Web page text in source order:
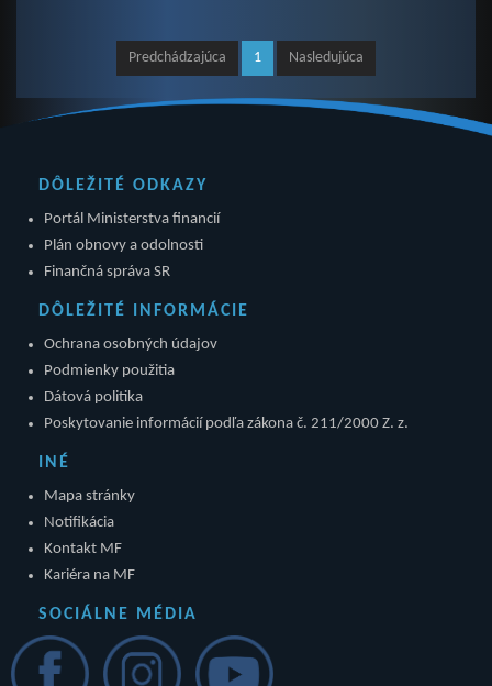
Predchádzajúca 1 Nasledujúca
DÔLEŽITÉ ODKAZY
Portál Ministerstva financií
Plán obnovy a odolnosti
Finančná správa SR
DÔLEŽITÉ INFORMÁCIE
Ochrana osobných údajov
Podmienky použitia
Dátová politika
Poskytovanie informácií podľa zákona č. 211/2000 Z. z.
INÉ
Mapa stránky
Notifikácia
Kontakt MF
Kariéra na MF
SOCIÁLNE MÉDIA